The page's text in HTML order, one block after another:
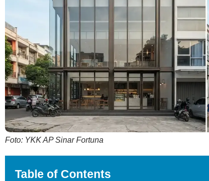
Foto: YKK AP Sinar Fortuna
Table of Contents